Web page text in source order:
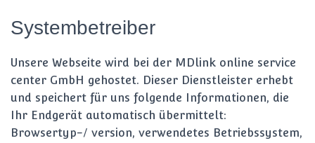
Systembetreiber
Unsere Webseite wird bei der MDlink online service
center GmbH gehostet. Dieser Dienstleister erhebt
und speichert für uns folgende Informationen, die
Ihr Endgerät automatisch übermittelt:
Browsertyp-/ version, verwendetes Betriebssystem,